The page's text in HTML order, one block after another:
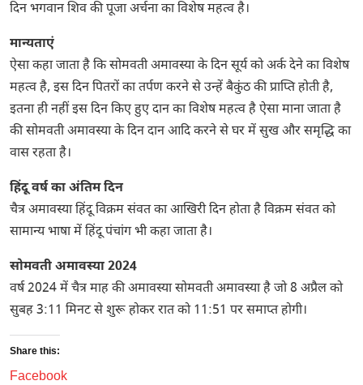
दिन भगवान शिव की पूजा अर्चना का विशेष महत्व है।
मान्यताएं
ऐसा कहा जाता है कि सोमवती अमावस्या के दिन सूर्य को अर्क देने का विशेष
महत्व है, इस दिन पितरों का तर्पण करने से उन्हें बैकुंठ की प्राप्ति होती है,
इतना ही नहीं इस दिन किए हुए दान का विशेष महत्व है ऐसा माना जाता है
की सोमवती अमावस्या के दिन दान आदि करने से घर में सुख और समृद्धि का
वास रहता है।
हिंदू वर्ष का अंतिम दिन
चैत्र अमावस्या हिंदू विक्रम संवत का आखिरी दिन होता है विक्रम संवत को
सामान्य भाषा में हिंदू पंचांग भी कहा जाता है।
सोमवती अमावस्या 2024
वर्ष 2024 में चैत्र माह की अमावस्या सोमवती अमावस्या है जो 8 अप्रैल को
सुबह 3:11 मिनट से शुरू होकर रात को 11:51 पर समाप्त होगी।
Share this:
Facebook